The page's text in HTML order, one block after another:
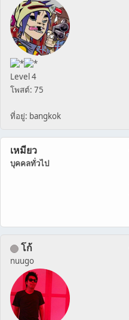
Level 4
โพสต์: 75
ที่อยู่: bangkok
เหมียว
บุคคลทั่วไป
โก้
nuugo